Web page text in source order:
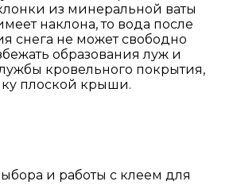
из минеральной ваты
наклона, то вода после
снега не может свободно
образования луж и
кровельного покрытия,
плоской крыши.